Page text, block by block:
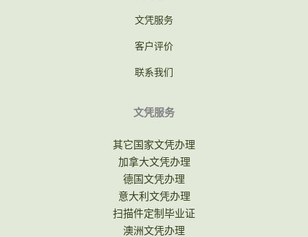
文凭服务
客户评价
联系我们
文凭服务
其它国家文凭办理
加拿大文凭办理
德国文凭办理
意大利文凭办理
扫描件定制毕业证
澳洲文凭办理